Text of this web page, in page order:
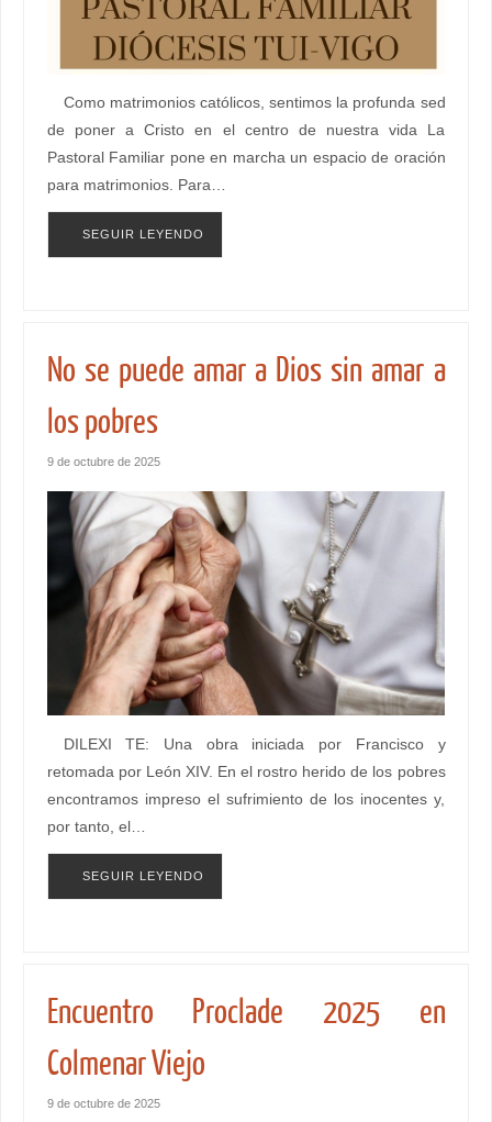
Como matrimonios católicos, sentimos la profunda sed
de poner a Cristo en el centro de nuestra vida La
Pastoral Familiar pone en marcha un espacio de oración
para matrimonios. Para…
SEGUIR LEYENDO
No se puede amar a Dios sin amar a
los pobres
9 de octubre de 2025
DILEXI TE: Una obra iniciada por Francisco y
retomada por León XIV. En el rostro herido de los pobres
encontramos impreso el sufrimiento de los inocentes y,
por tanto, el…
SEGUIR LEYENDO
Encuentro Proclade 2025 en
Colmenar Viejo
9 de octubre de 2025